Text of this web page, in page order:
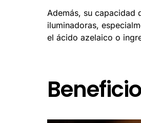
Además, su capacidad
iluminadoras,
el ácido azelaico o